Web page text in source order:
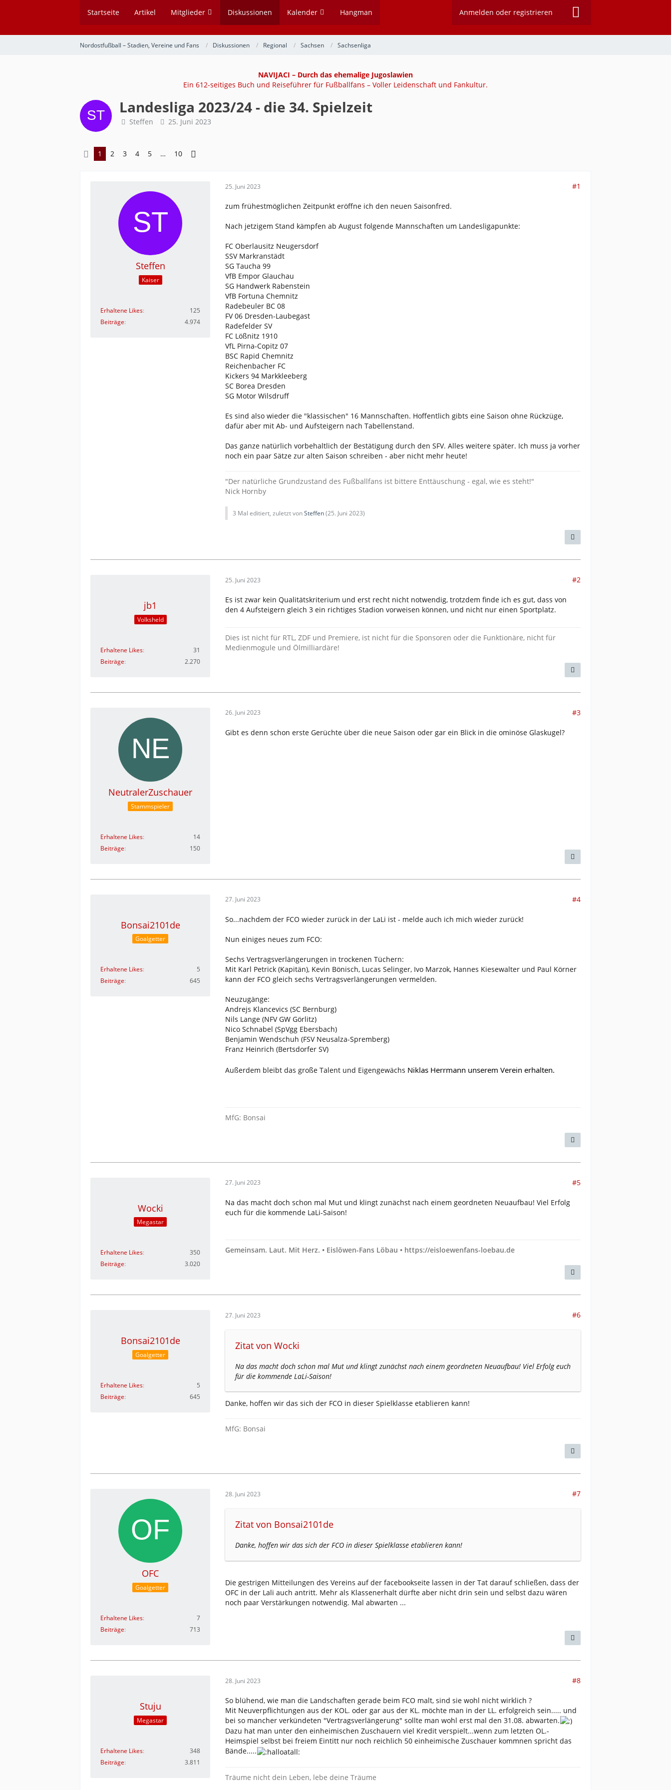
Startseite Artikel Mitglieder Diskussionen Kalender Hangman Anmelden oder registrieren
Nordostfußball – Stadien, Vereine und Fans Diskussionen Regional Sachsen Sachsenliga
NAVIJACI – Durch das ehemalige Jugoslawien
Ein 612-seitiges Buch und Reiseführer für Fußballfans – Voller Leidenschaft und Fankultur.
Landesliga 2023/24 - die 34. Spielzeit
Steffen 25. Juni 2023
1 2 3 4 5 … 10
Steffen
Kaiser
Erhaltene Likes
125
Beiträge
4.974
25. Juni 2023 #1
zum frühestmöglichen Zeitpunkt eröffne ich den neuen Saisonfred.
Nach jetzigem Stand kämpfen ab August folgende Mannschaften um Landesligapunkte:
FC Oberlausitz Neugersdorf
SSV Markranstädt
SG Taucha 99
VfB Empor Glauchau
SG Handwerk Rabenstein
VfB Fortuna Chemnitz
Radebeuler BC 08
FV 06 Dresden-Laubegast
Radefelder SV
FC Lößnitz 1910
VfL Pirna-Copitz 07
BSC Rapid Chemnitz
Reichenbacher FC
Kickers 94 Markkleeberg
SC Borea Dresden
SG Motor Wilsdruff
Es sind also wieder die "klassischen" 16 Mannschaften. Hoffentlich gibts eine Saison ohne Rückzüge,
dafür aber mit Ab- und Aufsteigern nach Tabellenstand.
Das ganze natürlich vorbehaltlich der Bestätigung durch den SFV. Alles weitere später. Ich muss ja vorher
noch ein paar Sätze zur alten Saison schreiben - aber nicht mehr heute!
"Der natürliche Grundzustand des Fußballfans ist bittere Enttäuschung - egal, wie es steht!"
Nick Hornby
3 Mal editiert, zuletzt vonSteffen(25. Juni 2023)
jb1
Volksheld
Erhaltene Likes
31
Beiträge
2.270
25. Juni 2023 #2
Es ist zwar kein Qualitätskriterium und erst recht nicht notwendig, trotzdem finde ich es gut, dass von
den 4 Aufsteigern gleich 3 ein richtiges Stadion vorweisen können, und nicht nur einen Sportplatz.
Dies ist nicht für RTL, ZDF und Premiere, ist nicht für die Sponsoren oder die Funktionäre, nicht für
Medienmogule und Ölmilliardäre!
NeutralerZuschauer
Stammspieler
Erhaltene Likes
14
Beiträge
150
26. Juni 2023 #3
Gibt es denn schon erste Gerüchte über die neue Saison oder gar ein Blick in die ominöse Glaskugel?
Bonsai2101de
Goalgetter
Erhaltene Likes
5
Beiträge
645
27. Juni 2023 #4
So...nachdem der FCO wieder zurück in der LaLi ist - melde auch ich mich wieder zurück!
Nun einiges neues zum FCO:
Sechs Vertragsverlängerungen in trockenen Tüchern:
Mit Karl Petrick (Kapitän), Kevin Bönisch, Lucas Selinger, Ivo Marzok, Hannes Kiesewalter und Paul Körner
kann der FCO gleich sechs Vertragsverlängerungen vermelden.
Neuzugänge:
Andrejs Klancevics (SC Bernburg)
Nils Lange (NFV GW Görlitz)
Nico Schnabel (SpVgg Ebersbach)
Benjamin Wendschuh (FSV Neusalza-Spremberg)
Franz Heinrich (Bertsdorfer SV)
Außerdem bleibt das große Talent und Eigengewächs Niklas Herrmann unserem Verein erhalten.
MfG: Bonsai
Wocki
Megastar
Erhaltene Likes
350
Beiträge
3.020
27. Juni 2023 #5
Na das macht doch schon mal Mut und klingt zunächst nach einem geordneten Neuaufbau! Viel Erfolg
euch für die kommende LaLi-Saison!
Gemeinsam. Laut. Mit Herz. • Eislöwen-Fans Löbau • https://eisloewenfans-loebau.de
Bonsai2101de
Goalgetter
Erhaltene Likes
5
Beiträge
645
27. Juni 2023 #6
Zitat von Wocki
Na das macht doch schon mal Mut und klingt zunächst nach einem geordneten Neuaufbau! Viel Erfolg euch
für die kommende LaLi-Saison!
Danke, hoffen wir das sich der FCO in dieser Spielklasse etablieren kann!
MfG: Bonsai
OFC
Goalgetter
Erhaltene Likes
7
Beiträge
713
28. Juni 2023 #7
Zitat von Bonsai2101de
Danke, hoffen wir das sich der FCO in dieser Spielklasse etablieren kann!
Die gestrigen Mitteilungen des Vereins auf der facebookseite lassen in der Tat darauf schließen, dass der
OFC in der Lali auch antritt. Mehr als Klassenerhalt dürfte aber nicht drin sein und selbst dazu wären
noch paar Verstärkungen notwendig. Mal abwarten ...
Stuju
Megastar
Erhaltene Likes
348
Beiträge
3.811
28. Juni 2023 #8
So blühend, wie man die Landschaften gerade beim FCO malt, sind sie wohl nicht wirklich ?
Mit Neuverpflichtungen aus der KOL. oder gar aus der KL. möchte man in der LL. erfolgreich sein..... und
bei so mancher verkündeten "Vertragsverlängerung" sollte man wohl erst mal den 31.08. abwarten.
Dazu hat man unter den einheimischen Zuschauern viel Kredit verspielt...wenn zum letzten OL.-
Heimspiel selbst bei freiem Eintitt nur noch reichlich 50 einheimische Zuschauer kommnen spricht das
Bände.....
Träume nicht dein Leben, lebe deine Träume